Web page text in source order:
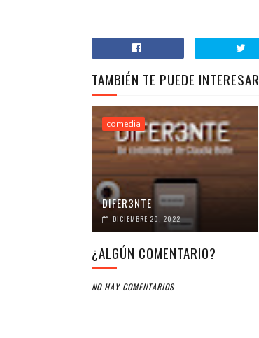
TAMBIÉN TE PUEDE INTERESAR
comedia
DIFER3NTE
DICIEMBRE 20, 2022
¿ALGÚN COMENTARIO?
NO HAY COMENTARIOS